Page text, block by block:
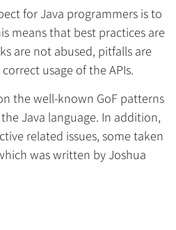
for Java programmers is to
means that best practices are
are not abused, pitfalls are
usage of the APIs.
the well-known GoF patterns
Java language. In addition,
related issues, some taken
was written by Joshua